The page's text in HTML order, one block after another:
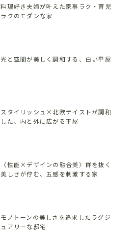
料理好き夫婦が叶えた家事ラク・育児
ラクのモダンな家
光と空間が美しく調和する、白い平屋
スタイリッシュ×北欧テイストが調和
した、内と外に広がる平屋
〈性能×デザインの融合美〉群を抜く
美しさが佇む、五感を刺激する家
モノトーンの美しさを追求したラグジ
ュアリーな邸宅